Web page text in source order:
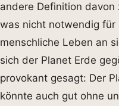
andere Definition
was nicht notwendig für
menschliche Leben an
sich der Planet Erde
provokant gesagt: Der
könnte auch gut ohne